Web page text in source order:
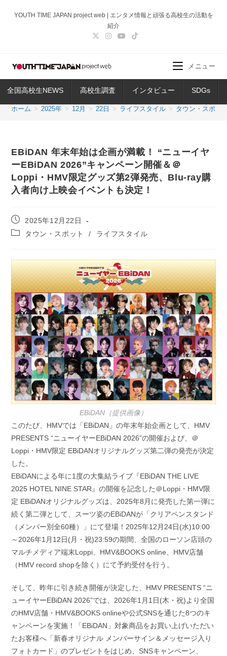
ス
ッ
YOUTH TIME JAPAN project web | エンタメ情報と頑張る高校生の活動を
紹介
全国高校生NEWS 高校生調査 インタビュー SDGs
メニュー
ホーム > 2025年 > 12月 > 22日 > ライフスタイル > タウン・スポッ
EBiDAN 年末年始は企画が満載！ “ニューイヤ
ーEBiDAN 2026”キャンペーン開催＆＠
Loppi・HMV限定グッズ第2弾発売、Blu-ray購
入者向け上映会イベントも決定！
投
稿
公
2025年12月22日
投
テ
ゴ
リ
ー:
タウン・スポット / ライフスタイル
EBiDAN（提供画像）
このたび、HMVでは「EBiDAN」の年末年始企画として、HMV
PRESENTS “ニューイヤーEBiDAN 2026”の開催および、＠
Loppi・HMV限定 EBiDANオリジナルグッズ第二弾の発売が決定
した。
EBiDANによる年に1度の大集結ライブ『EBiDAN THE LIVE
2025 HOTEL NINE STAR』の開催を記念した＠Loppi・HMV限
定 EBiDANオリジナルグッズは、2025年8月に発売した第一弾に
続く第二弾として、スーツ姿のEBiDANが「クリアペンスタンド
（メンバー別全60種）」にて登場！2025年12月24日(水)10:00
～2026年1月12日(月・祝)23:59の期間、全国のローソン店頭の
マルチメディア端末Loppi、HMV&BOOKS online、HMV店舗
（HMV record shopを除く）にて予約受付を行う。
そして、昨年に引き続き開催が決定した、HMV PRESENTS “ニ
ューイヤーEBiDAN 2026”では、2026年1月1日(木・祝)より全国
のHMV店舗・HMV&BOOKS onlineや公式SNSを通じた8つのキ
ャンペーンを実施！「EBiDAN」対象商品をお買い上げいただい
たお客様へ「新春オリジナル メンバーサイン＆メッセージ入り
フォトカード」のプレゼントをはじめ、SNSキャンペーン、